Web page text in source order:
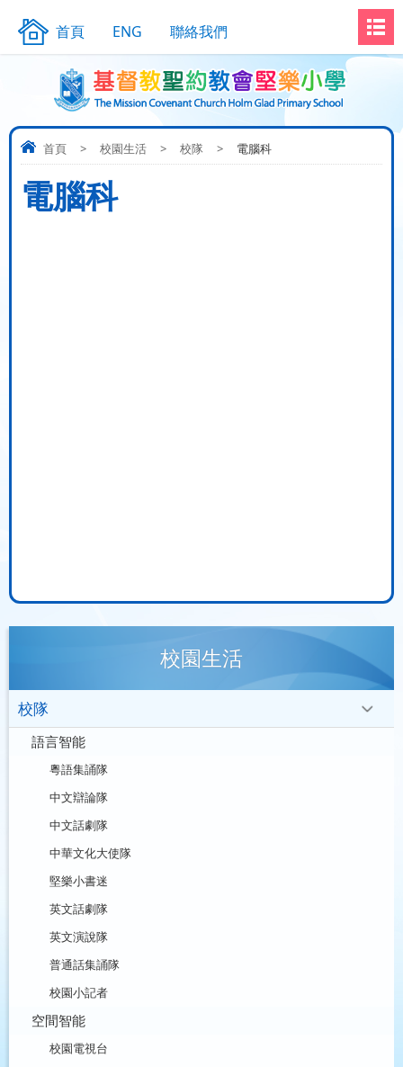
首頁 ENG 聯絡我們
首頁 > 校園生活 > 校隊 > 電腦科
電腦科
校園生活
校隊
語言智能
粵語集誦隊
中文辯論隊
中文話劇隊
中華文化大使隊
堅樂小書迷
英文話劇隊
英文演說隊
普通話集誦隊
校園小記者
空間智能
校園電視台